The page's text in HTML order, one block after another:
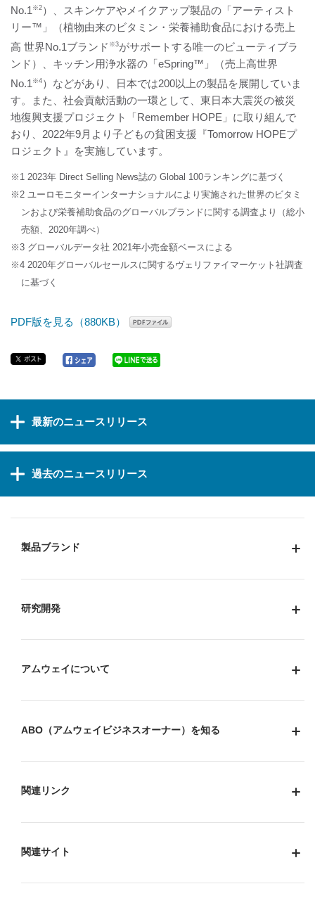
No.1※2 ）、スキンケアやメイクアップ製品の「アーティスト
リー™」（植物由来のビタミン・栄養補助食品における売上
高 世界No.1ブランド ※3がサポートする唯一のビューティブラ
ンド）、キッチン用浄水器の「eSpring™」（売上高世界
No.1※4 ）などがあり、日本では200以上の製品を展開していま
す。また、社会貢献活動の一環として、東日本大震災の被災
地復興支援プロジェクト「Remember HOPE」に取り組んで
おり、2022年9月より子どもの貧困支援『Tomorrow HOPEプ
ロジェクト』を実施しています。
※1 2023年 Direct Selling News誌の Global 100ランキングに基づく
※2 ユーロモニターインターナショナルにより実施された世界のビタミ
ンおよび栄養補助食品のグローバルブランドに関する調査より（総小
売額、2020年調べ）
※3 グローバルデータ社 2021年小売金額ベースによる
※4 2020年グローバルセールスに関するヴェリファイマーケット社調査
に基づく
PDF版を見る（880KB）
最新のニュースリリース
過去のニュースリリース
製品ブランド
研究開発
アムウェイについて
ABO（アムウェイビジネスオーナー）を知る
関連リンク
関連サイト